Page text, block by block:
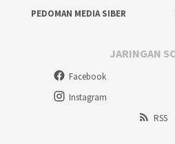
PEDOMAN MEDIA SIBER
JARINGAN
Facebook
Instagram
RSS